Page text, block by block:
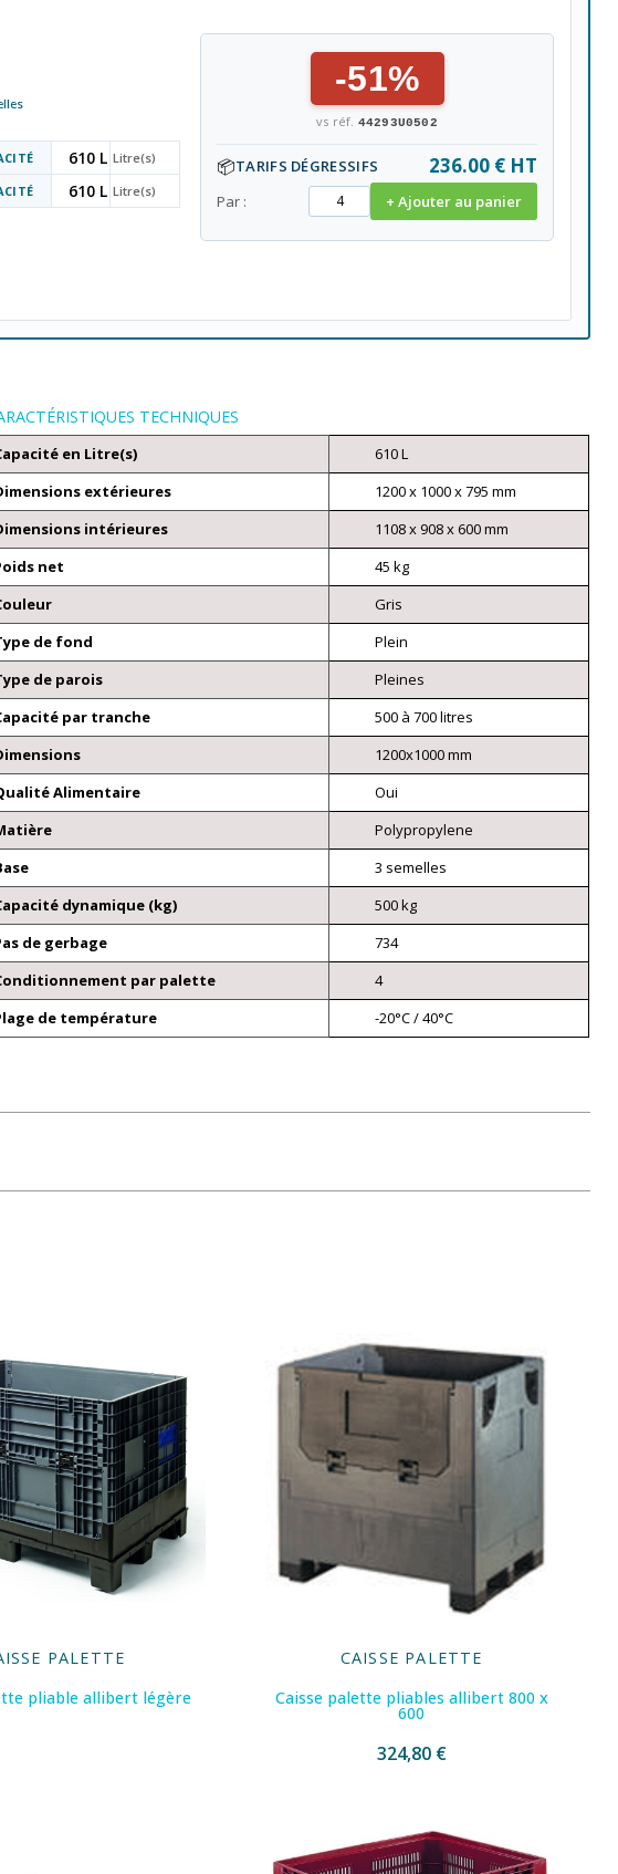
610 L Litre(s)
610 L Litre(s)
-51%
vs réf. 44293U0502
📦TARIFS DÉGRESSIFS 236.00 € HT
Par : + Ajouter au panier
TECHNIQUES
en Litre(s)
610 L
extérieures
1200 x 1000 x 795 mm
intérieures
1108 x 908 x 600 mm
net
45 kg
Gris
de fond
Plein
de parois
Pleines
par tranche
500 à 700 litres
1200x1000 mm
Alimentaire
Oui
Polypropylene
3 semelles
dynamique (kg)
500 kg
de gerbage
734
par palette
4
de température
-20°C / 40°C
PALETTE
pliable allibert légère
CAISSE PALETTE
Caisse palette pliables allibert 800 x
600
324,80 €